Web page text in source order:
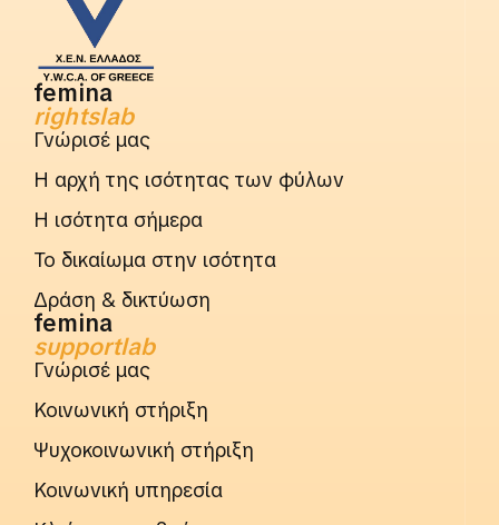
femina
rightslab
Γνώρισέ μας
Η αρχή της ισότητας των φύλων
Η ισότητα σήμερα
Το δικαίωμα στην ισότητα
Δράση & δικτύωση
femina
supportlab
Γνώρισέ μας
Κοινωνική στήριξη
Ψυχοκοινωνική στήριξη
Κοινωνική υπηρεσία